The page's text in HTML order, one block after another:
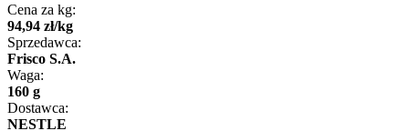
Cena za kg:
94,94 zł/kg
Sprzedawca:
Frisco S.A.
Waga:
160 g
Dostawca:
NESTLE